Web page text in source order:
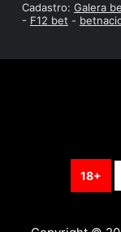
Cadastro: Galera
- F12 bet -
18+